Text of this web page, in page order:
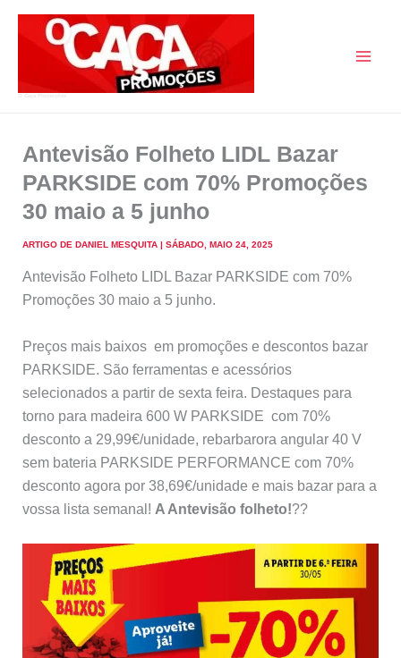
Antevisão Folheto LIDL Bazar
PARKSIDE com 70% Promoções
30 maio a 5 junho
ARTIGO DE DANIEL MESQUITA | SÁBADO, MAIO 24, 2025
Antevisão Folheto LIDL Bazar PARKSIDE com 70%
Promoções 30 maio a 5 junho.
Preços mais baixos em promoções e descontos bazar
PARKSIDE. São ferramentas e acessórios
selecionados a partir de sexta feira. Destaques para
torno para madeira 600 W PARKSIDE com 70%
desconto a 29,99€/unidade, rebarbarora angular 40 V
sem bateria PARKSIDE PERFORMANCE com 70%
desconto agora por 38,69€/unidade e mais bazar para a
vossa lista semanal! A Antevisão folheto!??